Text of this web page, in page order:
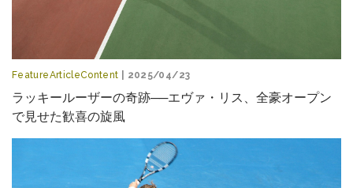
FeatureArticleContent | 2025/04/23
ラッキールーザーの奇跡──エヴァ・リス、全豪オープン
で見せた歓喜の旋風